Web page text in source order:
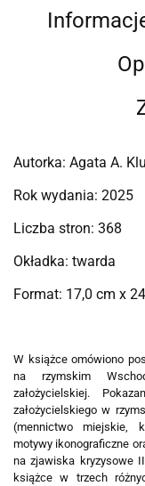
Autorka: Agata A.
Rok wydania: 2025
Liczba stron: 368
Okładka: twarda
Format: 17,0 cm x
W książce omówiono
na rzymskim
założycielskiej.
założycielskiego w
(mennictwo miejskie,
motywy ikonograficzne
na zjawiska kryzysowe
książce w trzech